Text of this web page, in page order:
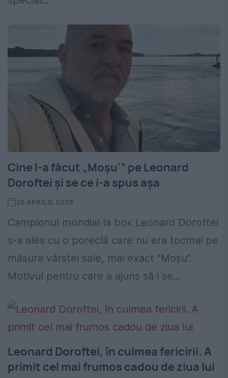
Cine l-a făcut „Moșu'” pe Leonard
Doroftei și se ce i-a spus așa
25 APRILIE 2025
Campionul mondial la box Leonard Doroftei
s-a ales cu o poreclă care nu era tocmai pe
măsura vârstei sale, mai exact ”Moșu”.
Motivul pentru care a ajuns să i se...
Leonard Doroftei, în culmea fericirii. A
primit cel mai frumos cadou de ziua lui